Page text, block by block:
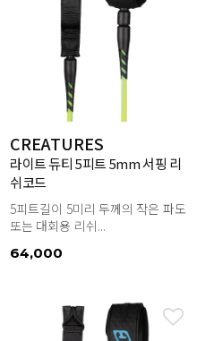
CREATURES
라이트 듀티 5피트 5mm 서핑 리
쉬코드
5피트길이 5미리 두께의 작은 파도
또는 대회용 리쉬...
64,000